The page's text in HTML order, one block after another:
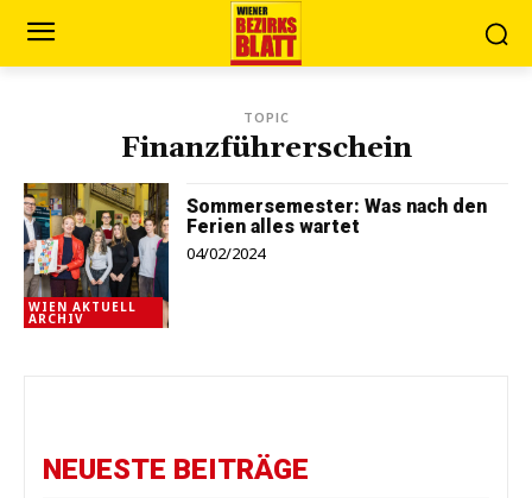
TOPIC
Finanzführerschein
WIEN AKTUELL
ARCHIV
Sommersemester: Was nach den
Ferien alles wartet
04/02/2024
NEUESTE BEITRÄGE